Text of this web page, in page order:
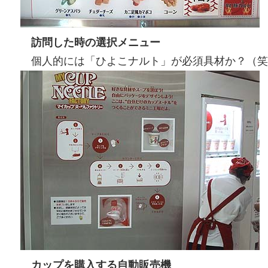
訪問した時の選択メニュー
個人的には「ひよこナルト」が必須具材か？（
カップを購入する自動販売機